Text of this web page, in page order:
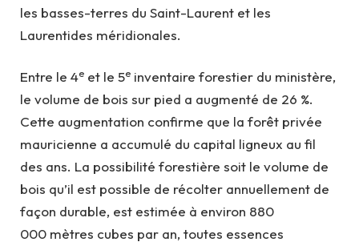
les basses-terres du Saint-Laurent et les
Laurentides méridionales.
Entre le 4e et le 5e inventaire forestier du ministère,
le volume de bois sur pied a augmenté de 26 %.
Cette augmentation confirme que la forêt privée
mauricienne a accumulé du capital ligneux au fil
des ans. La possibilité forestière soit le volume de
bois qu’il est possible de récolter annuellement de
façon durable, est estimée à environ 880
000 mètres cubes par an, toutes essences